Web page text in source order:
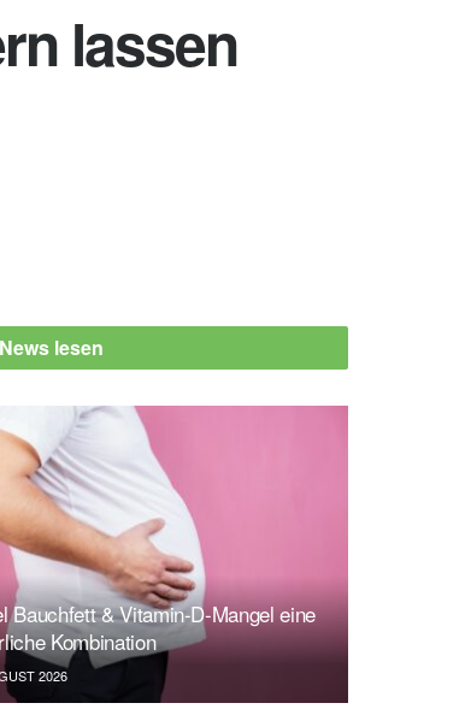
lassen
lesen
Bauchfett & Vitamin-D-Mangel eine
Kombination
2026